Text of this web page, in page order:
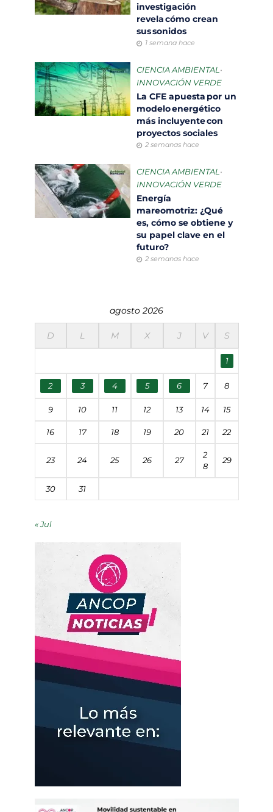
investigación
revela cómo crean
sus sonidos
1 semana hace
CIENCIA AMBIENTAL •
INNOVACIÓN VERDE
La CFE apuesta por un
modelo energético
más incluyente con
proyectos sociales
2 semanas hace
CIENCIA AMBIENTAL •
INNOVACIÓN VERDE
Energía
mareomotriz: ¿Qué
es, cómo se obtiene y
su papel clave en el
futuro?
2 semanas hace
agosto 2026
D L M X J V S
1
2 3 4 5 6 7 8
9 10 11 12 13 14 15
16 17 18 19 20 21 22
23 24 25 26 27
2
8
29
30 31
« Jul